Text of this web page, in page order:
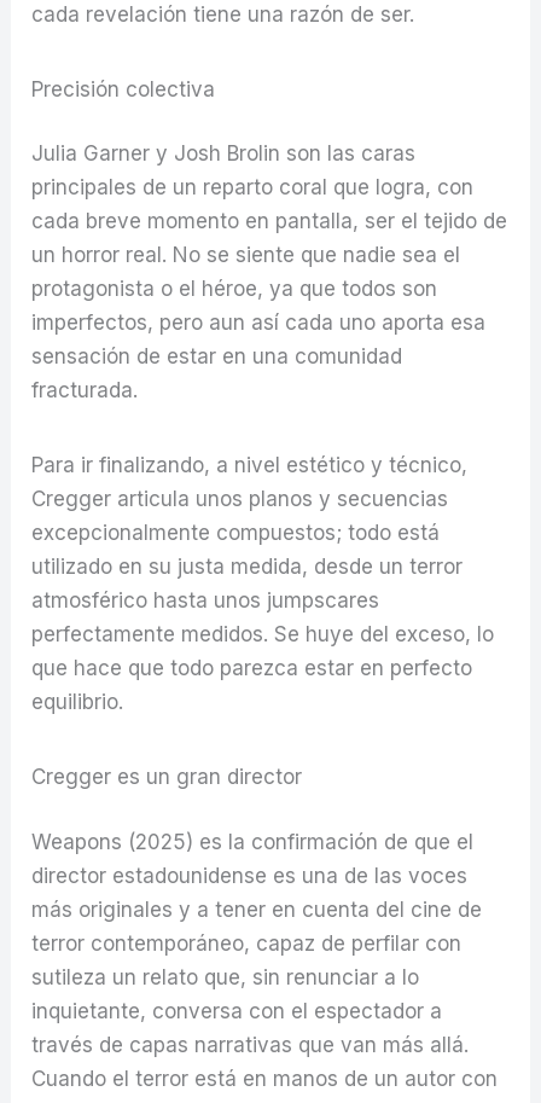
cada revelación tiene una razón de ser.
Precisión colectiva
Julia Garner y Josh Brolin son las caras
principales de un reparto coral que logra, con
cada breve momento en pantalla, ser el tejido de
un horror real. No se siente que nadie sea el
protagonista o el héroe, ya que todos son
imperfectos, pero aun así cada uno aporta esa
sensación de estar en una comunidad
fracturada.
Para ir finalizando, a nivel estético y técnico,
Cregger articula unos planos y secuencias
excepcionalmente compuestos; todo está
utilizado en su justa medida, desde un terror
atmosférico hasta unos jumpscares
perfectamente medidos. Se huye del exceso, lo
que hace que todo parezca estar en perfecto
equilibrio.
Cregger es un gran director
Weapons (2025) es la confirmación de que el
director estadounidense es una de las voces
más originales y a tener en cuenta del cine de
terror contemporáneo, capaz de perfilar con
sutileza un relato que, sin renunciar a lo
inquietante, conversa con el espectador a
través de capas narrativas que van más allá.
Cuando el terror está en manos de un autor con